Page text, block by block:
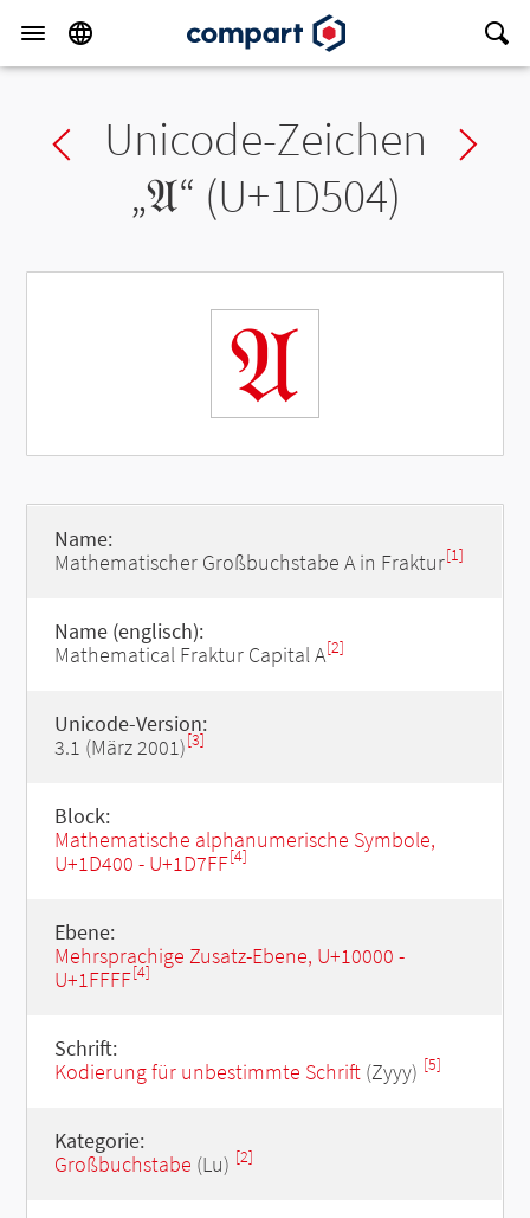
Previous char
Unicode-Zeichen
„𝔄“ (U+1D504)
𝔄
Name:
Mathematischer Großbuchstabe A in Fraktur[1]
Name (englisch):
Mathematical Fraktur Capital A[2]
Unicode-Version:
3.1 (März 2001)[3]
Block:
Mathematische alphanumerische Symbole,
U+1D400 - U+1D7FF[4]
Ebene:
Mehrsprachige Zusatz-Ebene, U+10000 -
U+1FFFF[4]
Schrift:
Kodierung für unbestimmte Schrift(Zyyy) [5]
Kategorie:
Großbuchstabe (Lu) [2]